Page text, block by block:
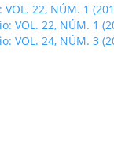
22, NÚM. 1
VOL. 22, NÚM. 1
VOL. 24, NÚM. 3